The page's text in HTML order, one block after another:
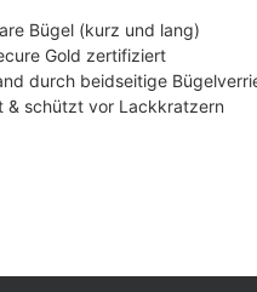
Bügel (kurz und lang)
Gold zertifiziert
durch beidseitige
& schützt vor Lackkratzern